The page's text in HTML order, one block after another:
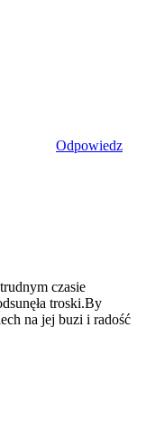
Odpowiedz
czasie
troski.By
na jej buzi i radość